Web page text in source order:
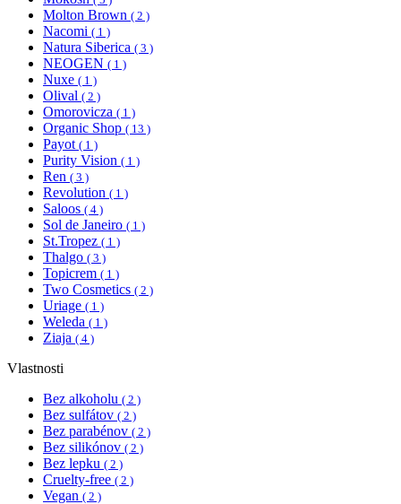
Molton Brown ( 2 )
Nacomi ( 1 )
Natura Siberica ( 3 )
NEOGEN ( 1 )
Nuxe ( 1 )
Olival ( 2 )
Omorovicza ( 1 )
Organic Shop ( 13 )
Payot ( 1 )
Purity Vision ( 1 )
Ren ( 3 )
Revolution ( 1 )
Saloos ( 4 )
Sol de Janeiro ( 1 )
St.Tropez ( 1 )
Thalgo ( 3 )
Topicrem ( 1 )
Two Cosmetics ( 2 )
Uriage ( 1 )
Weleda ( 1 )
Ziaja ( 4 )
Vlastnosti
Bez alkoholu ( 2 )
Bez sulfátov ( 2 )
Bez parabénov ( 2 )
Bez silikónov ( 2 )
Bez lepku ( 2 )
Cruelty-free ( 2 )
Vegan ( 2 )